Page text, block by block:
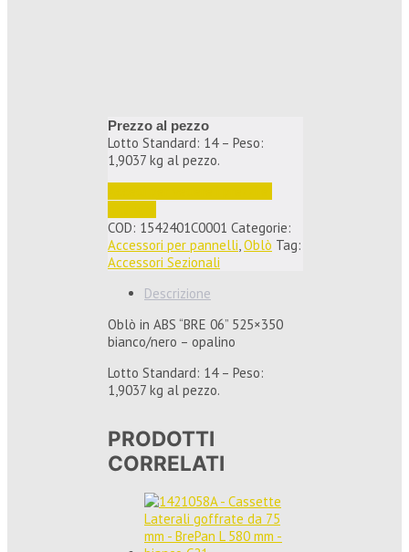
Prezzo al pezzo
Lotto Standard: 14 – Peso:
1,9037 kg al pezzo.
COD: 1542401C0001 Categorie:
Accessori per pannelli,Oblò Tag:
Accessori Sezionali
Descrizione
Oblò in ABS “BRE 06” 525×350
bianco/nero – opalino
Lotto Standard: 14 – Peso:
1,9037 kg al pezzo.
PRODOTTI
CORRELATI